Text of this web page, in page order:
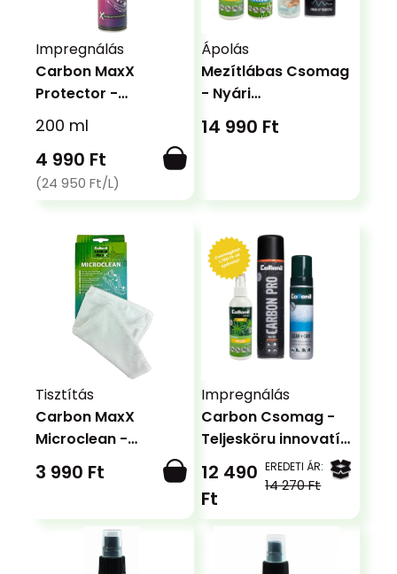
Impregnálás
Carbon MaxX
Protector -
Impregnáló spray
200 ml
4 990 Ft
(24 950 Ft/L)
Ápolás
Mezítlábas Csomag
- Nyári
cipőviselethez
14 990 Ft
Tisztítás
Carbon MaxX
Microclean -
Mikroszálas kesztyű
3 990 Ft
Impregnálás
Carbon Csomag -
Teljesköru innovatív
megoldás
12 490
Ft
EREDETI ÁR:
14 270 Ft